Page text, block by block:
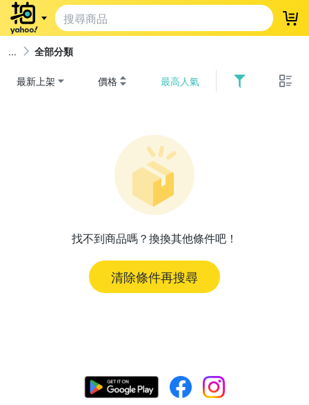
登
全部分類
最新上架 價格 最高人氣
找不到商品嗎？換換其他條件吧！
清除條件再搜尋